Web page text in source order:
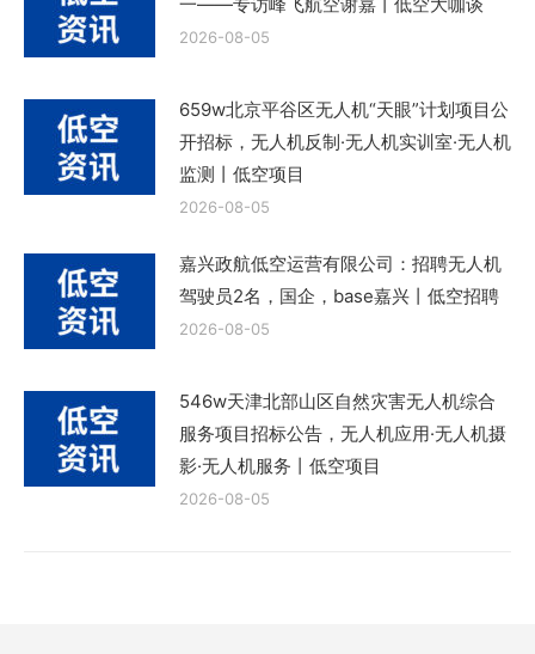
2026-08-05
659w北京平谷区无人机“天眼”计划项目公
开招标，无人机反制·无人机实训室·无人机
监测丨低空项目
2026-08-05
嘉兴政航低空运营有限公司：招聘无人机
驾驶员2名，国企，base嘉兴丨低空招聘
2026-08-05
546w天津北部山区自然灾害无人机综合
服务项目招标公告，无人机应用·无人机摄
影·无人机服务丨低空项目
2026-08-05